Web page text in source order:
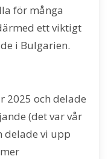
för många
ett viktigt
i Bulgarien.
2025 och delade
(det var vår
delade vi upp